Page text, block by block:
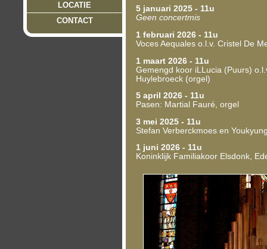
5 januari 2025 - 11u
Geen concertmis
1 februari 2026 - 11u
Voces Aequales o.l.v. Cristel De
1 maart 2026 - 11u
Gemengd koor iLLucia (Puurs)
Huylebroeck (orgel)
5 april 2026 - 11u
Pasen: Martial Fauré, orgel
3 mei 2025 - 11u
Stefan Verberckmoes en
1 juni 2026 - 11u
Koninklijk Familiakoor Elsdonk,
LOCATIE
CONTACT